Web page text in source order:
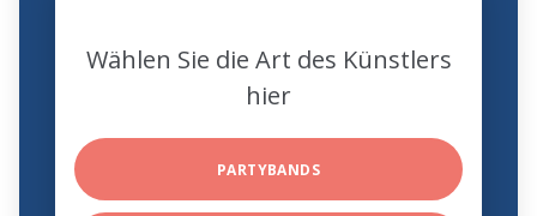
Wählen Sie die Art des Künstlers
hier
PARTYBANDS